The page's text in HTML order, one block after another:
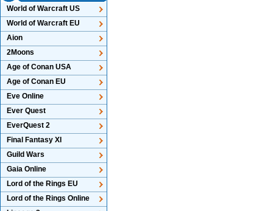
World of Warcraft US
World of Warcraft EU
Aion
2Moons
Age of Conan USA
Age of Conan EU
Eve Online
Ever Quest
EverQuest 2
Final Fantasy XI
Guild Wars
Gaia Online
Lord of the Rings EU
Lord of the Rings Online